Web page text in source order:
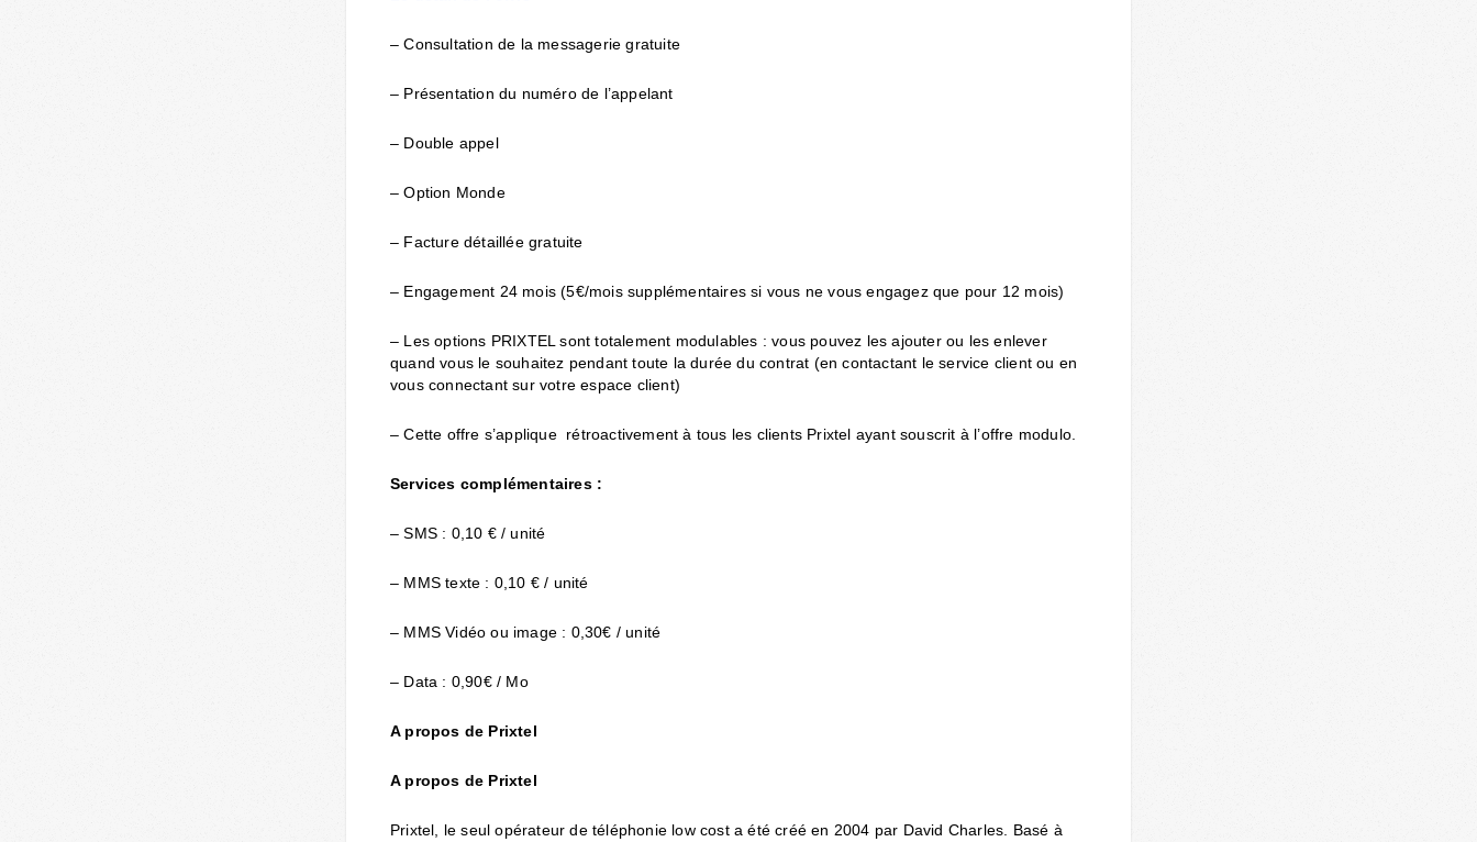
– Consultation de la messagerie gratuite
– Présentation du numéro de l’appelant
– Double appel
– Option Monde
– Facture détaillée gratuite
– Engagement 24 mois (5€/mois supplémentaires si vous ne vous engagez que pour 12 mois)
– Les options PRIXTEL sont totalement modulables : vous pouvez les ajouter ou les enlever
quand vous le souhaitez pendant toute la durée du contrat (en contactant le service client ou en
vous connectant sur votre espace client)
– Cette offre s’applique rétroactivement à tous les clients Prixtel ayant souscrit à l’offre modulo.
Services complémentaires :
– SMS : 0,10 € / unité
– MMS texte : 0,10 € / unité
– MMS Vidéo ou image : 0,30€ / unité
– Data : 0,90€ / Mo
A propos de Prixtel
A propos de Prixtel
Prixtel, le seul opérateur de téléphonie low cost a été créé en 2004 par David Charles. Basé à